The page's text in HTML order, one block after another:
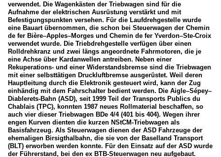
verwendet. Die Wagenkästen der Triebwagen sind für die
Aufnahme der elektrischen Ausrüstung verstärkt und mit
Befestigungspunkten versehen. Für die Laufdrehgestelle wurde
eine Bauart übernommen, die schon bei Steuerwagen der Chemin
de fer Bière–Apples–Morges und Chemin de fer Yverdon–Ste-Croix
verwendet wurde. Die Triebdrehgestelle verfügen über einen
Rolldrehkranz und zwei längs angeordnete Fahrmotoren, die je
eine Achse über Kardanwellen antreiben. Neben einer
Rekuperations- und einer Widerstandsbremse sind die Triebwagen
mit einer selbsttätigen Druckluftbremse ausgerüstet. Weil deren
Hauptleitung durch die Elektronik gesteuert wird, kann der Zug
einhändig mit dem Fahrschalter bedient werden. Die Aigle–Sépey–
Diablerets-Bahn (ASD), seit 1999 Teil der Transports Publics du
Chablais (TPC), konnten 1987 neues Rollmaterial beschaffen, so
auch vier dieser Triebwagen BDe 4/4 (401 bis 404). Wegen ihrer
engen Kurven dienten die kurzen NStCM-Triebwagen als
Basisfahrzeug. Als Steuerwagen dienen der ASD Fahrzeuge der
ehemaligen Birsigthalbahn, die sie von der Baselland Transport
(BLT) erworben werden konnte. Für den Einsatz auf der ASD wurde
der Führerstand, bei den ex BTB-Steuerwagen neu aufgebaut.